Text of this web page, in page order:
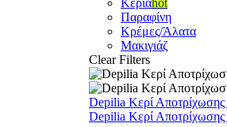
Κεριάhot
Παραφίνη
Κρέμες/Άλατα
Μακιγιάζ
Clear Filters
Depilia Κερί
Depilia Κερί